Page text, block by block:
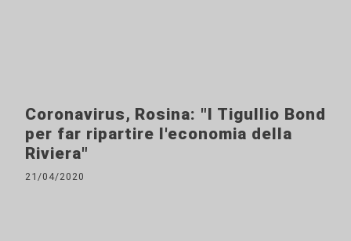
Coronavirus, Rosina: "I Tigullio Bond
per far ripartire l'economia della
Riviera"
21/04/2020